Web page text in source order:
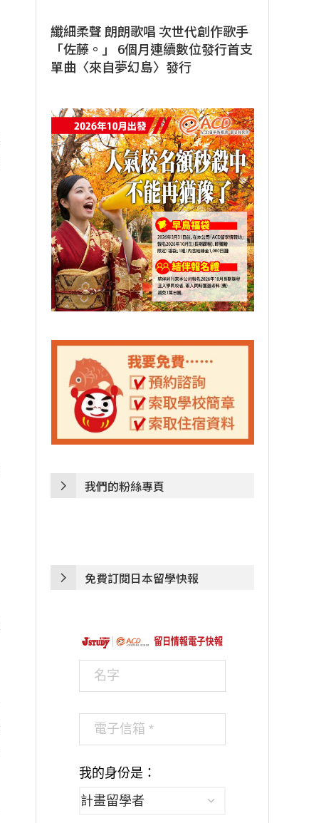
纖細柔聲 朗朗歌唱 次世代創作歌手
「佐藤。」 6個月連續數位發行首支
單曲〈來自夢幻島〉發行
我們的粉絲專頁
免費訂閱日本留學快報
我的身份是：